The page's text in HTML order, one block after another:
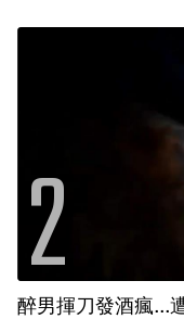
醉男揮刀發酒瘋...